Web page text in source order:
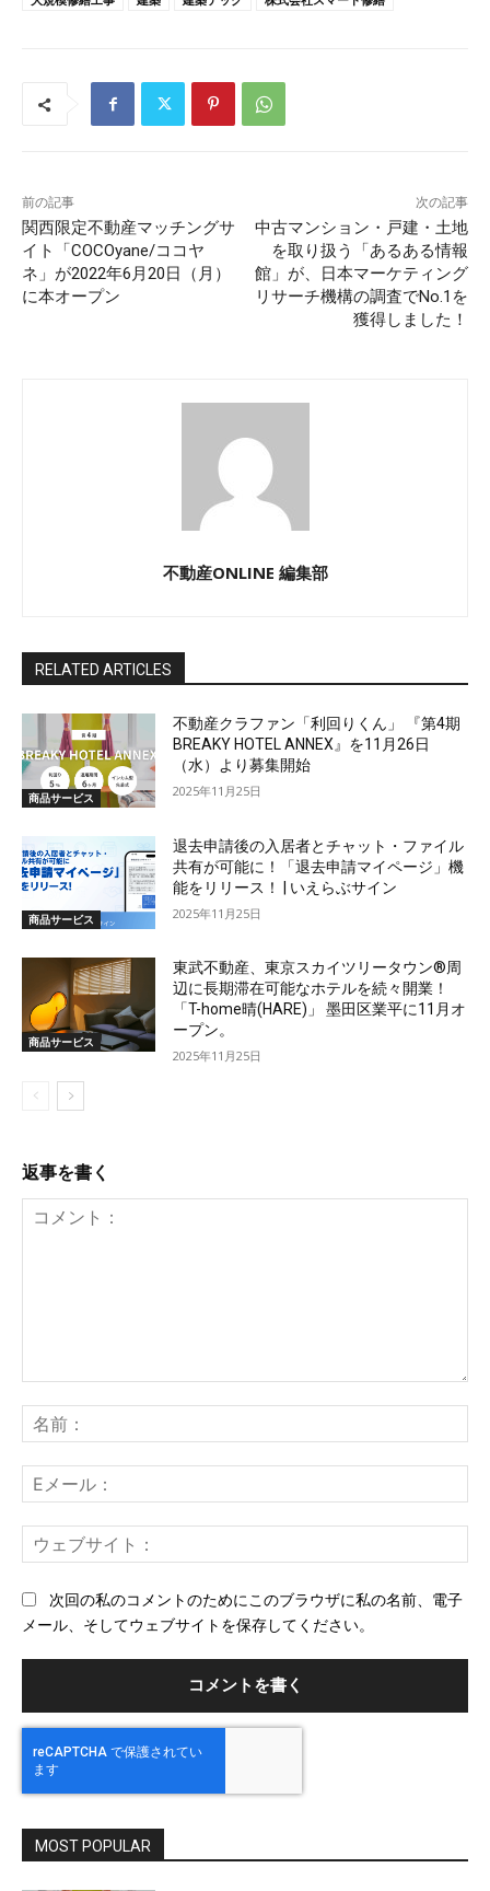
前の記事
関西限定不動産マッチングサ
イト「COCOyane/ココヤ
ネ」が2022年6月20日（月）
に本オープン
次の記事
中古マンション・戸建・土地
を取り扱う「あるある情報
館」が、日本マーケティング
リサーチ機構の調査でNo.1を
獲得しました！
不動産ONLINE 編集部
RELATED ARTICLES
商品サービス
不動産クラファン「利回りくん」 『第4期
BREAKY HOTEL ANNEX』を11月26日
（水）より募集開始
2025年11月25日
商品サービス
退去申請後の入居者とチャット・ファイル
共有が可能に！「退去申請マイページ」機
能をリリース！ | いえらぶサイン
2025年11月25日
商品サービス
東武不動産、東京スカイツリータウン®周
辺に長期滞在可能なホテルを続々開業！
「T-home晴(HARE)」 墨田区業平に11月オ
ープン。
2025年11月25日
返事を書く
ン
ト：
前
メ
ー
ェ
次回の私のコメントのためにこのブラウザに私の名前、電子
メール、そしてウェブサイトを保存してください。
MOST POPULAR